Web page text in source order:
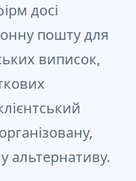
досі
пошту для
виписок,
альтернативу.